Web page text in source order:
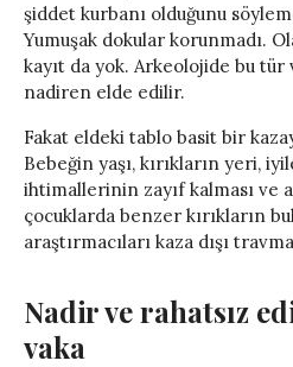
şiddet kurbanı olduğunu
Yumuşak dokular korunmadı.
kayıt da yok. Arkeolojide bu tür
nadiren elde edilir.
Fakat eldeki tablo basit bir
Bebeğin yaşı, kırıkların yeri,
ihtimallerinin zayıf kalması ve
çocuklarda benzer kırıkların
araştırmacıları kaza dışı
Nadir ve rahatsız
vaka